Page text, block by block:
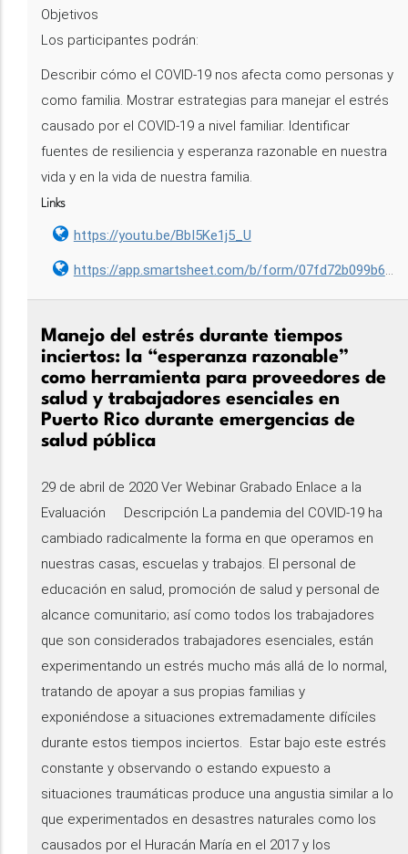
Objetivos
Los participantes podrán:
Describir cómo el COVID-19 nos afecta como personas y
como familia. Mostrar estrategias para manejar el estrés
causado por el COVID-19 a nivel familiar. Identificar
fuentes de resiliencia y esperanza razonable en nuestra
vida y en la vida de nuestra familia.
Links
https://youtu.be/BbI5Ke1j5_U
https://app.smartsheet.com/b/form/07fd72b099b647559c5903034bcdc195
Manejo del estrés durante tiempos
inciertos: la “esperanza razonable”
como herramienta para proveedores de
salud y trabajadores esenciales en
Puerto Rico durante emergencias de
salud pública
29 de abril de 2020 Ver Webinar Grabado Enlace a la
Evaluación Descripción La pandemia del COVID-19 ha
cambiado radicalmente la forma en que operamos en
nuestras casas, escuelas y trabajos. El personal de
educación en salud, promoción de salud y personal de
alcance comunitario; así como todos los trabajadores
que son considerados trabajadores esenciales, están
experimentando un estrés mucho más allá de lo normal,
tratando de apoyar a sus propias familias y
exponiéndose a situaciones extremadamente difíciles
durante estos tiempos inciertos. Estar bajo este estrés
constante y observando o estando expuesto a
situaciones traumáticas produce una angustia similar a lo
que experimentados en desastres naturales como los
causados por el Huracán María en el 2017 y los